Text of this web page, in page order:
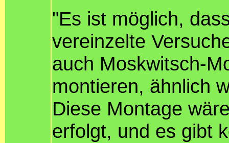
"Es ist möglich,
vereinzelte
auch Moskwitsch-
montieren, ähnlich
Diese Montage
erfolgt, und es gibt